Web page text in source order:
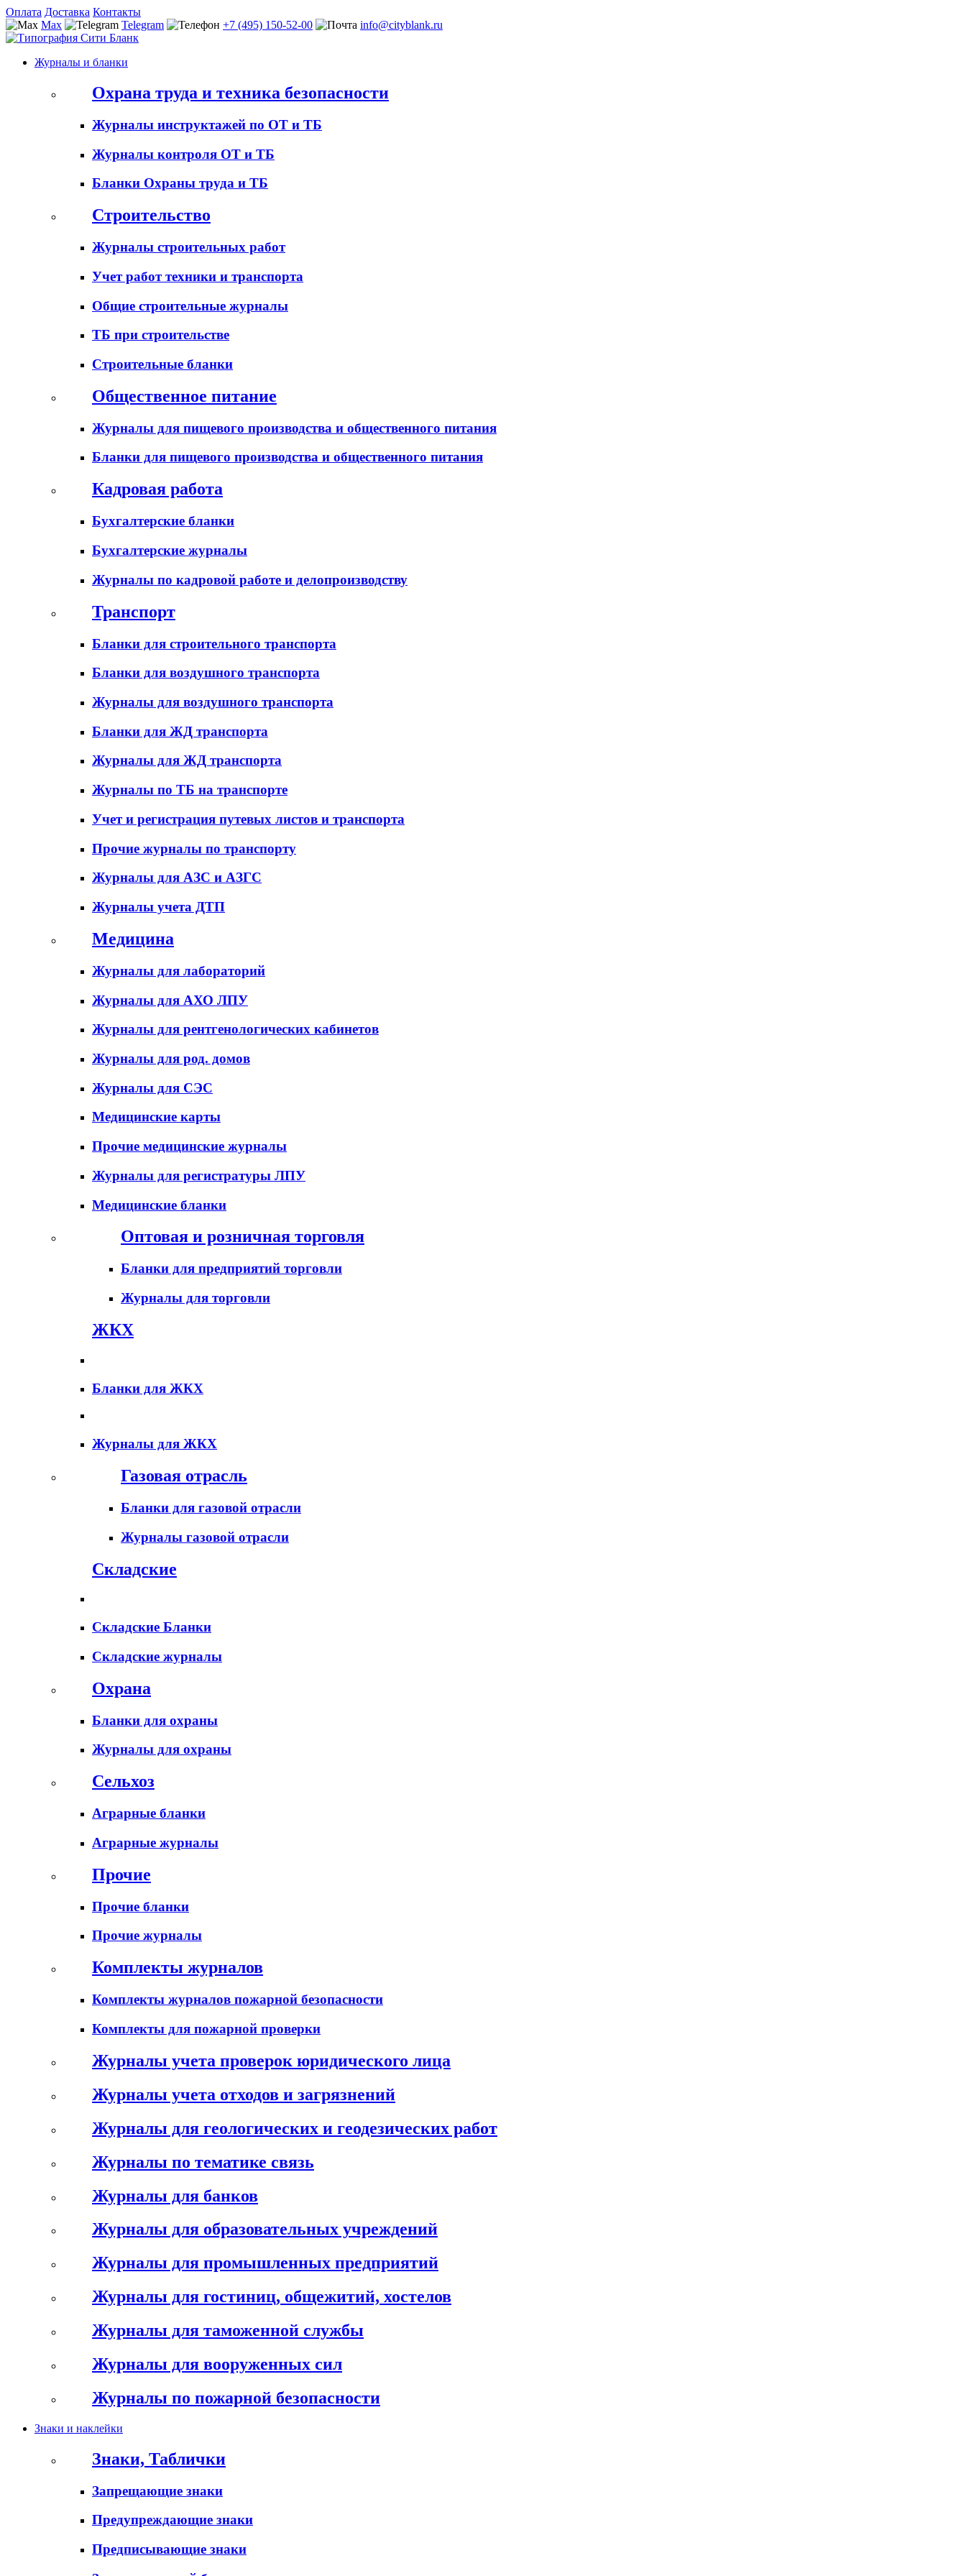
Оплата Доставка Контакты
Max
Telegram +7 (495) 150-52-00 info@cityblank.ru
Журналы и бланки
Охрана труда и техника безопасности
Журналы инструктажей по ОТ и ТБ
Журналы контроля ОТ и ТБ
Бланки Охраны труда и ТБ
Строительство
Журналы строительных работ
Учет работ техники и транспорта
Общие строительные журналы
ТБ при строительстве
Строительные бланки
Общественное питание
Журналы для пищевого производства и общественного питания
Бланки для пищевого производства и общественного питания
Кадровая работа
Бухгалтерские бланки
Бухгалтерские журналы
Журналы по кадровой работе и делопроизводству
Транспорт
Бланки для строительного транспорта
Бланки для воздушного транспорта
Журналы для воздушного транспорта
Бланки для ЖД транспорта
Журналы для ЖД транспорта
Журналы по ТБ на транспорте
Учет и регистрация путевых листов и транспорта
Прочие журналы по транспорту
Журналы для АЗС и АЗГС
Журналы учета ДТП
Медицина
Журналы для лабораторий
Журналы для АХО ЛПУ
Журналы для рентгенологических кабинетов
Журналы для род. домов
Журналы для СЭС
Медицинские карты
Прочие медицинские журналы
Журналы для регистратуры ЛПУ
Медицинские бланки
Оптовая и розничная торговля
Бланки для предприятий торговли
Журналы для торговли
ЖКХ
Бланки для ЖКХ
Журналы для ЖКХ
Газовая отрасль
Бланки для газовой отрасли
Журналы газовой отрасли
Складские
Складские Бланки
Складские журналы
Охрана
Бланки для охраны
Журналы для охраны
Сельхоз
Аграрные бланки
Аграрные журналы
Прочие
Прочие бланки
Прочие журналы
Комплекты журналов
Комплекты журналов пожарной безопасности
Комплекты для пожарной проверки
Журналы учета проверок юридического лица
Журналы учета отходов и загрязнений
Журналы для геологических и геодезических работ
Журналы по тематике связь
Журналы для банков
Журналы для образовательных учреждений
Журналы для промышленных предприятий
Журналы для гостиниц, общежитий, хостелов
Журналы для таможенной службы
Журналы для вооруженных сил
Журналы по пожарной безопасности
Знаки и наклейки
Знаки, Таблички
Запрещающие знаки
Предупреждающие знаки
Предписывающие знаки